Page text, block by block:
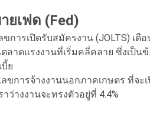
ยเฟด (Fed)
การเปิดรับสมัครงาน (JOLTS) เ
ลาดแรงงานที่เริ่มคลี่คลาย ซึ่งเป็
ย
การจ้างงานนอกภาคเกษตร ที่จะ
ว่างงานจะทรงตัวอยู่ที่ 4.4%